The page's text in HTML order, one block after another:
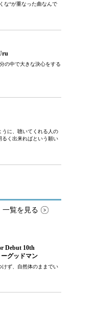
な“が重なった曲なんで
の中で大きな決心をする
うに、聴いてくれる人の
るく出来ればという願い
一覧を見る
Debut 10th
グッドマン
けず、自然体のままでい